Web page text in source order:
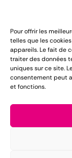
Pour offrir les
telles que les
appareils. Le fait de
traiter des données
uniques sur ce site.
consentement peut
et fonctions.
LOMAREC
d'expérience
matériel pour
Conditions